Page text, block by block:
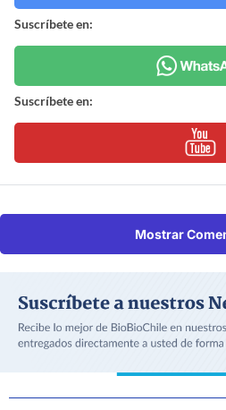
Suscríbete en:
Suscríbete en:
Mostrar